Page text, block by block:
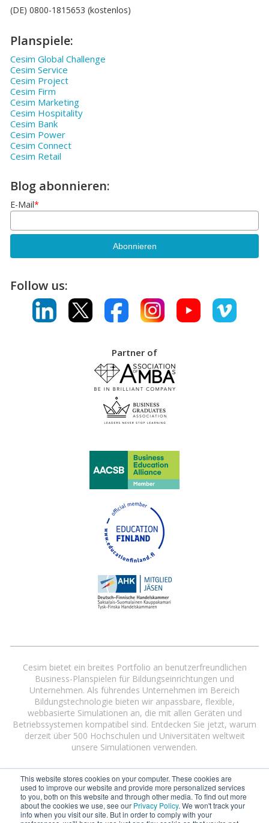
This website stores cookies on your computer. These cookies are
used to improve our website and provide more personalized services
to you, both on this website and through other media. To find out more
about the cookies we use, see our Privacy Policy. We won't track your
info when you visit our site. But in order to comply with your
(DE) 0800-1815653 (kostenlos)
Planspiele:
Cesim Global Challenge
Cesim Service
Cesim Project
Cesim Firm
Cesim Marketing
Cesim Hospitality
Cesim Bank
Cesim Power
Cesim Connect
Cesim Retail
Blog abonnieren:
E-Mail*
Follow us:
Partner of
Cesim bietet ein breites Portfolio an benutzerfreundlichen
Business-Planspielen für Bildungseinrichtungen und
Unternehmen. Als führendes Unternehmen im Bereich
Bildungstechnologie bieten wir anpassbare, flexible,
webbasierte Simulationen an, die mit allen Geräten und
Betriebssystemen kompatibel sind. Entdecken Sie jetzt, warum
derzeit über 500 Hochschulen und Universitäten weltweit
unsere Simulationen verwenden.